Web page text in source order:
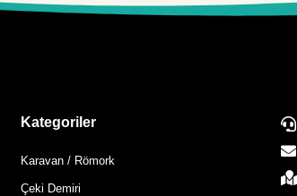
Kategoriler
Karavan / Römork
Çeki Demiri